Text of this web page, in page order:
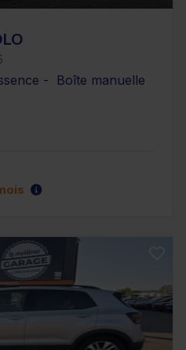
- Boîte manuelle